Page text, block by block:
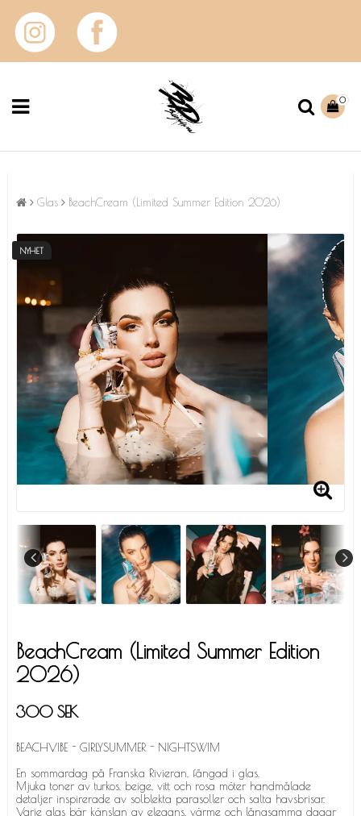
0
Glas BeachCream (Limited Summer Edition 2026)
NYHET
BeachCream (Limited Summer Edition
2026)
300 SEK
BEACHVIBE - GIRLYSUMMER - NIGHTSWIM
En sommardag på Franska Rivieran, fångad i glas.
Mjuka toner av turkos, beige, vitt och rosa möter handmålade
detaljer inspirerade av solblekta parasoller och salta havsbrisar.
Varje glas bär känslan av elegans, värme och långsamma dagar